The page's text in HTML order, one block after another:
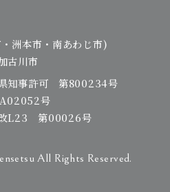
洲本市・南あわじ市)
古川市
事許可 第800234号
号
第00026号
All Rights Reserved.